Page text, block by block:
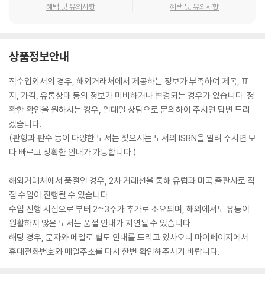
혜택 및 유의사항 혜택 및 유의사항
상품정보안내
직수입외서의 경우, 해외거래처에서 제공하는 정보가 부족하여 제목, 표
지, 가격, 유통상태 등의 정보가 미비하거나 변경되는 경우가 있습니다. 정
확한 확인을 원하시는 경우, 일대일 상담으로 문의하여 주시면 답변 드리
겠습니다.
(판형과 판수 등이 다양한 도서는 찾으시는 도서의 ISBN을 알려 주시면 보
다 빠르고 정확한 안내가 가능합니다.)
해외거래처에서 품절인 경우, 2차 거래선을 통해 유럽과 미국 출판사로 직
접 수입이 진행될 수 있습니다.
수입 진행 시점으로 부터 2~3주가 추가로 소요되며, 해외에서도 유통이
원활하지 않은 도서는 품절 안내가 지연될 수 있습니다.
해당 경우, 문자와 메일로 별도 안내를 드리고 있사오니 마이페이지에서
휴대전화번호와 메일주소를 다시 한번 확인해주시기 바랍니다.